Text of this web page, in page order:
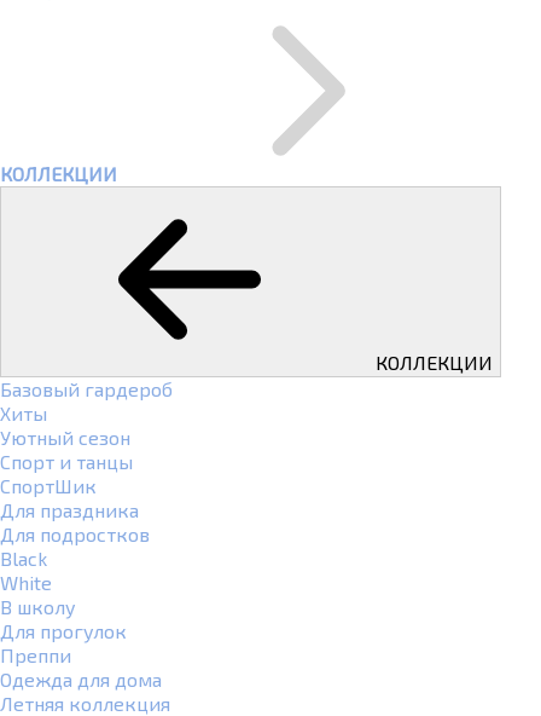
КОЛЛЕКЦИИ
КОЛЛЕКЦИИ
Базовый гардероб
Хиты
Уютный сезон
Спорт и танцы
СпортШик
Для праздника
Для подростков
Black
White
В школу
Для прогулок
Преппи
Одежда для дома
Летняя коллекция